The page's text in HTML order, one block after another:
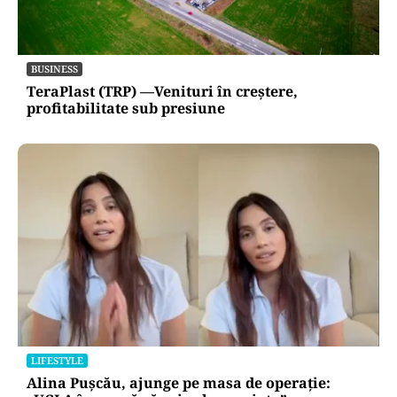
BUSINESS
TeraPlast (TRP) —Venituri în creștere,
profitabilitate sub presiune
LIFESTYLE
Alina Pușcău, ajunge pe masa de operație: